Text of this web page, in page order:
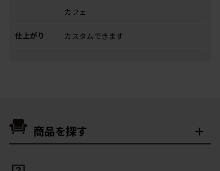
カフェ
仕上がり カスタムできます
商品を探す